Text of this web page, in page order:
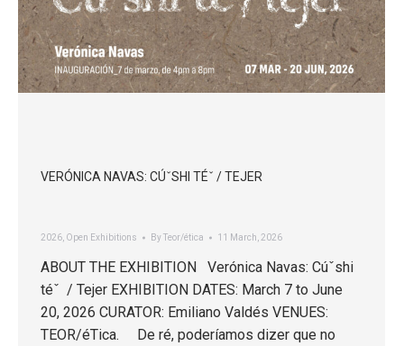
VERÓNICA NAVAS: CÚˇSHI TÉˇ / TEJER
2026 Open Exhibitions ByTeor/ética 11 March, 2026
ABOUT THE EXHIBITION Verónica Navas: Cúˇshi
téˇ / Tejer EXHIBITION DATES: March 7 to June
20, 2026 CURATOR: Emiliano Valdés VENUES:
TEOR/éTica. De ré, poderíamos dizer que no